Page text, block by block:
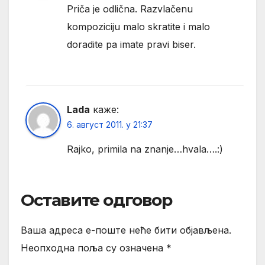
Priča je odlična. Razvlačenu
kompoziciju malo skratite i malo
doradite pa imate pravi biser.
Lada каже:
6. август 2011. у 21:37
Rajko, primila na znanje…hvala….:)
Оставите одговор
Ваша адреса е-поште неће бити објављена.
Неопходна поља су означена *